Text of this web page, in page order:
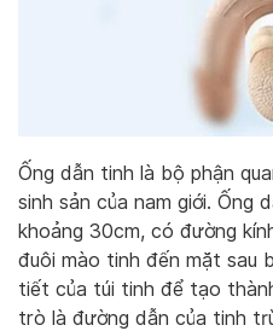
Ống dẫn tinh là bộ phận
sinh sản của nam giới. Ống
khoảng 30cm, có đường
đuôi mào tinh đến mặt sau
tiết của túi tinh để tạo
trò là đường dẫn của tinh